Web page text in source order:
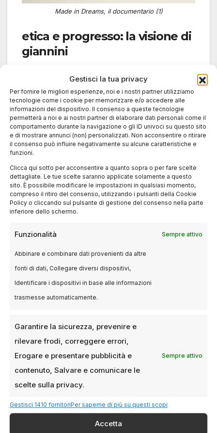
Gestisci la tua privacy
Per fornire le migliori esperienze, noi e i nostri partner utilizziamo
tecnologie come i cookie per memorizzare e/o accedere alle
informazioni del dispositivo. Il consenso a queste tecnologie
permetterà a noi e ai nostri partner di elaborare dati personali come il
comportamento durante la navigazione o gli ID univoci su questo sito
e di mostrare annunci (non) personalizzati. Non acconsentire o ritirare
il consenso può influire negativamente su alcune caratteristiche e
funzioni.
Clicca qui sotto per acconsentire a quanto sopra o per fare scelte
dettagliate. Le tue scelte saranno applicate solamente a questo
sito. È possibile modificare le impostazioni in qualsiasi momento,
compreso il ritiro del consenso, utilizzando i pulsanti della Cookie
Policy o cliccando sul pulsante di gestione del consenso nella parte
inferiore dello schermo.
Funzionalità Sempre attivo
Abbinare e combinare dati provenienti da altre
fonti di dati, Collegare diversi dispositivi,
Identificare i dispositivi in base alle informazioni
trasmesse automaticamente.
Garantire la sicurezza, prevenire e
rilevare frodi, correggere errori,
Erogare e presentare pubblicità e
contenuto, Salvare e comunicare le
scelte sulla privacy.
Sempre attivo
Gestisci 1410 fornitoriPer saperne di più su questi scopi
Accetta
Made in Dreams, il documentario (1)
etica e progresso: la visione di
giannini
finanza. In un’epoca in cui gli immigrati
faticavano ad accedere ai servizi bancari
tradizionali, Giannini ha offerto prestiti a
migliaia di migranti, aiutandoli a realizzare i loro
sogni americani. Questo approccio
progressista non solo ha trasformato il
panorama bancario ma ha anche fornito un
modello di responsabilità sociale che rimane
rilevante.
impatto e legato
A più di un secolo dalla fondazione della Bank
of Italy, che poi diventerà la Bank of America,
“Made in Dreams” arriva in un momento
opportuno per riflettere sull’eredità di Giannini.
invita anche a considerare come i suoi principi
contemporanei di equità e accesso economico.
conclusione
storico; è un’esplorazione del potere
dell’innovazione e della visione etica nel